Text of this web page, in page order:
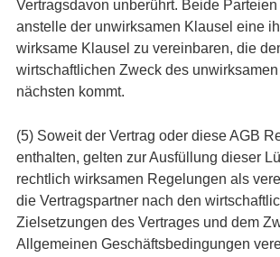
Vertragsdavon unberührt. Beide
anstelle der unwirksamen Klausel eine
wirksame Klausel zu vereinbaren, die
wirtschaftlichen Zweck des
nächsten kommt.
(5) Soweit der Vertrag oder diese AGB
enthalten, gelten zur Ausfüllung dieser
rechtlich wirksamen Regelungen als
die Vertragspartner nach den
Zielsetzungen des Vertrages und dem
Allgemeinen Geschäftsbedingungen